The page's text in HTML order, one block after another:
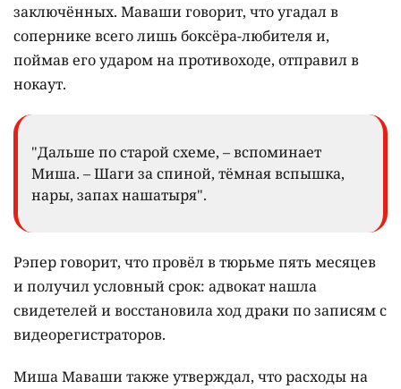
заключённых. Маваши говорит, что угадал в
сопернике всего лишь боксёра-любителя и,
поймав его ударом на противоходе, отправил в
нокаут.
"Дальше по старой схеме, – вспоминает
Миша. – Шаги за спиной, тёмная вспышка,
нары, запах нашатыря".
Рэпер говорит, что провёл в тюрьме пять месяцев
и получил условный срок: адвокат нашла
свидетелей и восстановила ход драки по записям с
видеорегистраторов.
Миша Маваши также утверждал, что расходы на